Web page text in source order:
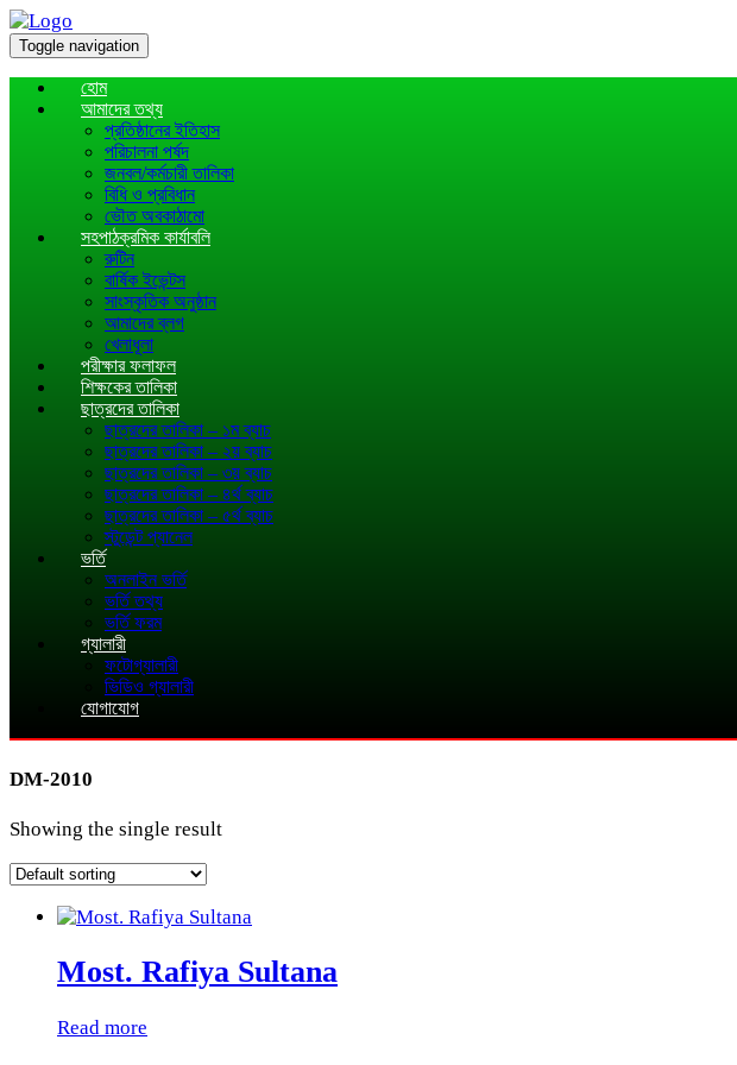
Toggle navigation
হোম
আমাদের তথ্য
প্রতিষ্ঠানের ইতিহাস
পরিচালনা পর্ষদ
জনবল/কর্মচারী তালিকা
বিধি ও প্রবিধান
ভৌত অবকাঠামো
সহপাঠক্রমিক কার্যাবলি
রুটিন
বার্ষিক ইভেন্টস
সাংস্কৃতিক অনুষ্ঠান
আমাদের ব্লগ
খেলাধূলা
পরীক্ষার ফলাফল
শিক্ষকের তালিকা
ছাত্রদের তালিকা
ছাত্রদের তালিকা – ১ম ব্যাচ
ছাত্রদের তালিকা – ২য় ব্যাচ
ছাত্রদের তালিকা – ৩য় ব্যাচ
ছাত্রদের তালিকা – ৪র্থ ব্যাচ
ছাত্রদের তালিকা – ৫র্থ ব্যাচ
স্টুডেন্ট প্যানেল
ভর্তি
অনলাইন ভর্তি
ভর্তি তথ্য
ভর্তি ফরম
গ্যালারী
ফটোগ্যালারী
ভিডিও গ্যালারী
যোগাযোগ
DM-2010
Showing the single result
Most. Rafiya Sultana
Read more